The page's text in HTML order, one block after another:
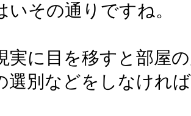
いその通りですね。
実に目を移すと部屋
選別などをしなけれ